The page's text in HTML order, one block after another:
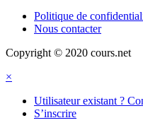
Politique de
Nous contacter
Copyright © 2020 cours.net
×
Utilisateur existant ?
S’inscrire